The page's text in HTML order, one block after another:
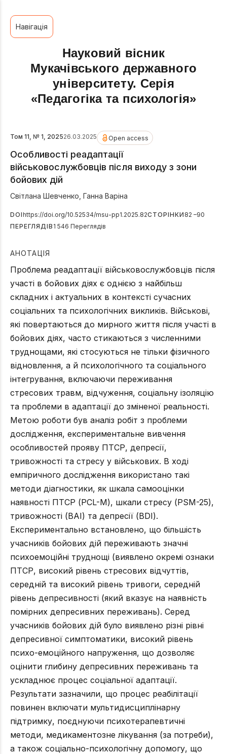
Навігація
Науковий вісник
Мукачівського державного
університету. Серія
«Педагогіка та психологія»
Том 11, № 1, 202526.03.2025 Open access
Особливості реадаптації
військовослужбовців після виходу з зони
бойових дій
Світлана Шевченко Ганна Варіна
DOIhttps://doi.org/10.52534/msu-pp1.2025.82СТОРІНКИ 82 –90
ПЕРЕГЛЯДІВ 1 546 Переглядів
АНОТАЦІЯ
Проблема реадаптації військовослужбовців після
участі в бойових діях є однією з найбільш
складних і актуальних в контексті сучасних
соціальних та психологічних викликів. Військові,
які повертаються до мирного життя після участі в
бойових діях, часто стикаються з численними
труднощами, які стосуються не тільки фізичного
відновлення, а й психологічного та соціального
інтегрування, включаючи переживання
стресових травм, відчуження, соціальну ізоляцію
та проблеми в адаптації до зміненої реальності.
Метою роботи був аналіз робіт з проблеми
дослідження, експериментальне вивчення
особливостей прояву ПТСР, депресії,
тривожності та стресу у військових. В ході
емпіричного дослідження використано такі
методи діагностики, як шкала самооцінки
наявності ПТСР (PCL-M), шкали стресу (PSM-25),
тривожності (BAI) та депресії (BDI).
Експериментально встановлено, що більшість
учасників бойових дій переживають значні
психоемоційні труднощі (виявлено окремі ознаки
ПТСР, високий рівень стресових відчуттів,
середній та високий рівень тривоги, середній
рівень депресивності (який вказує на наявність
помірних депресивних переживань). Серед
учасників бойових дій було виявлено різні рівні
депресивної симптоматики, високий рівень
психо-емоційного напруження, що дозволяє
оцінити глибину депресивних переживань та
ускладнює процес соціальної адаптації.
Результати зазначили, що процес реабілітації
повинен включати мультидисциплінарну
підтримку, поєднуючи психотерапевтичні
методи, медикаментозне лікування (за потреби),
а також соціально-психологічну допомогу, що